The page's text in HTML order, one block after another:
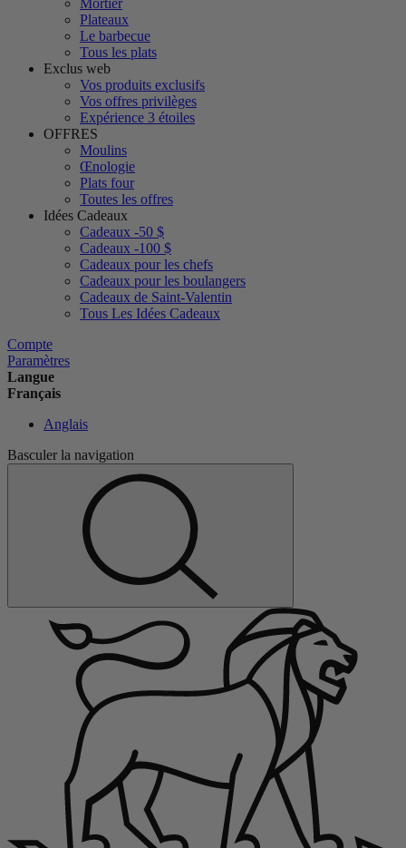
Mortier
Plateaux
Le barbecue
Tous les plats
Exclus web
Vos produits exclusifs
Vos offres privilèges
Expérience 3 étoiles
OFFRES
Moulins
Œnologie
Plats four
Toutes les offres
Idées Cadeaux
Cadeaux -50 $
Cadeaux -100 $
Cadeaux pour les chefs
Cadeaux pour les boulangers
Cadeaux de Saint-Valentin
Tous Les Idées Cadeaux
Compte
Paramètres
Langue
Français
Anglais
Basculer la navigation